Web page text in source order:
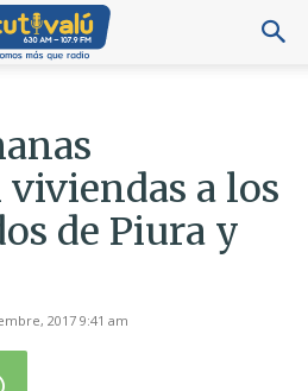
a los
de Piura y
2017 9:41 am